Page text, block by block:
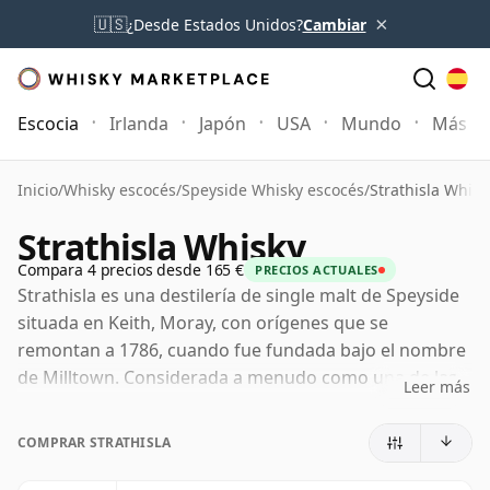
🇺🇸¿Desde Estados Unidos?Cambiar ×
Escocia Irlanda Japón USA Mundo Más
Inicio/Whisky escocés/Speyside Whisky escocés/Strathisla
Strathisla Whisky
Compara 4 precios desde 165 € PRECIOS ACTUALES
Strathisla es una destilería de single malt de Speyside
situada en Keith, Moray, con orígenes que se
remontan a 1786, cuando fue fundada bajo el nombre
de Milltown. Considerada a menudo como una de las
de Escocia, se ha convertido en uno de los nombres
Leer más
COMPRAR STRATHISLA